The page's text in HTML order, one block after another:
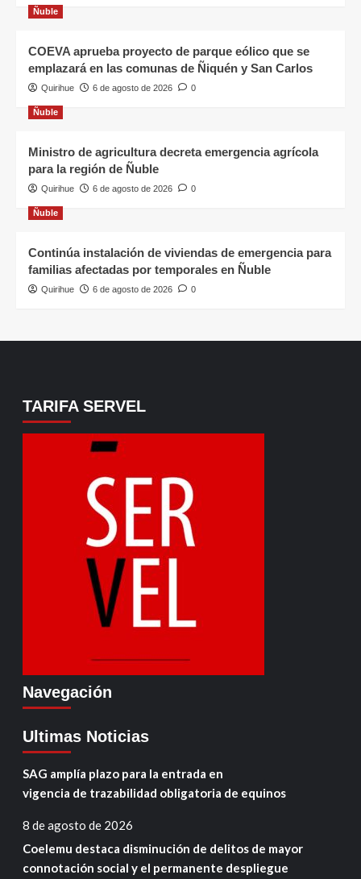
Ñuble
COEVA aprueba proyecto de parque eólico que se
emplazará en las comunas de Ñiquén y San Carlos
Quirihue 6 de agosto de 2026 0
Ñuble
Ministro de agricultura decreta emergencia agrícola
para la región de Ñuble
Quirihue 6 de agosto de 2026 0
Ñuble
Continúa instalación de viviendas de emergencia para
familias afectadas por temporales en Ñuble
Quirihue 6 de agosto de 2026 0
TARIFA SERVEL
Navegación
Ultimas Noticias
SAG amplía plazo para la entrada en
vigencia de trazabilidad obligatoria de equinos
8 de agosto de 2026
Coelemu destaca disminución de delitos de mayor
connotación social y el permanente despliegue